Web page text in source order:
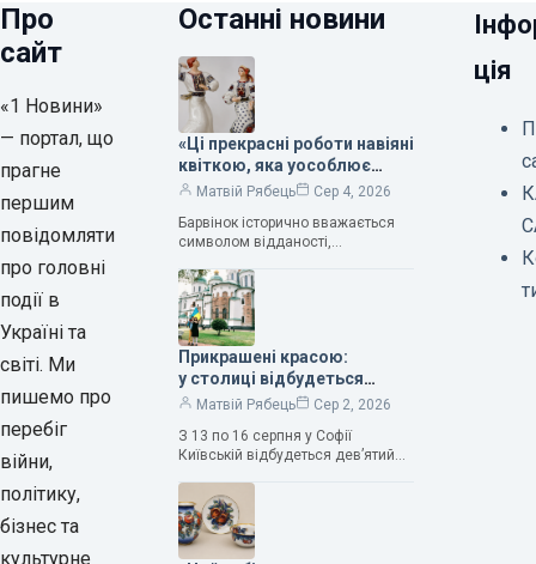
Про
сайт
«1 Новини»
— портал, що
прагне
першим
повідомляти
про головні
події в
Україні та
світі. Ми
пишемо про
перебіг
війни,
політику,
бізнес та
культурне
Останні новини
«Ці прекрасні роботи навіяні
квіткою, яка уособлює
нескінченне кохання», —
Людмила Карпінська-
Романюк
Матвій Рябець
Сер 4, 2026
Барвінок історично вважається
символом відданості,
та тривалого подружнього союзу.
Саме тому ця рослина надихала і
продовжує надихати митців на
Прикрашені красою:
у столиці відбудеться
дев’ятий фестиваль
Матвій Рябець
Сер 2, 2026
З 13 по 16 серпня у Софії
Київській відбудеться дев’ятий
мистецтв Bouquet Kyiv Stage. Ця
подія традиційно…
ція